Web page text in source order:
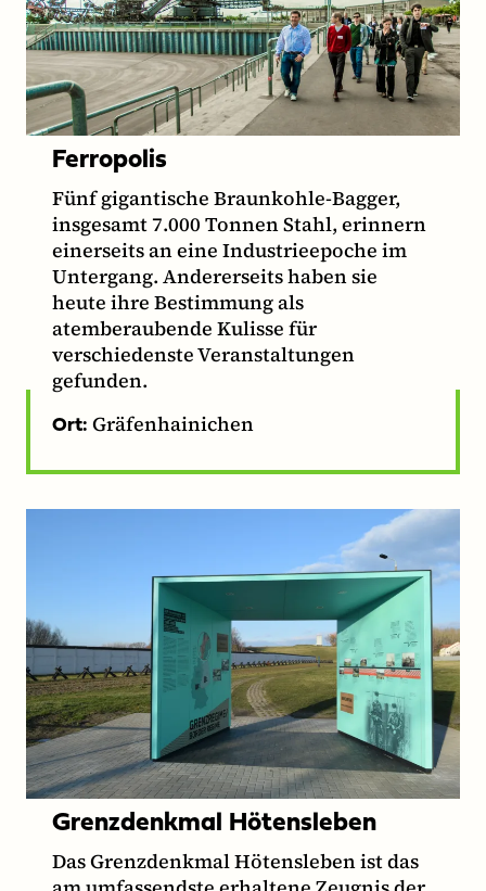
Ferropolis
Fünf gigantische Braunkohle-Bagger,
insgesamt 7.000 Tonnen Stahl, erinnern
einerseits an eine Industrieepoche im
Untergang. Andererseits haben sie
heute ihre Bestimmung als
atemberaubende Kulisse für
verschiedenste Veranstaltungen
gefunden.
Ort: Gräfenhainichen
Grenzdenkmal Hötensleben
Das Grenzdenkmal Hötensleben ist das